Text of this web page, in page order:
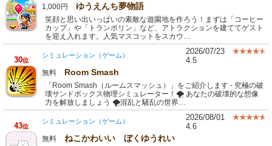
1,000円 ゆうえんち夢物語
笑顔と思い出いっぱいの素敵な遊園地を作ろう！まずは「コーヒー
カップ」や「トランポリン」など、アトラクションを建ててゲスト
を迎え入れます。人気マスコットをスカウ…
30位
シミュレーション（ゲーム）
2026/07/23
4.5
無料 Room Smash
「Room Smash（ルームスマッシュ）」をご紹介します - 究極の破
壊サンドボックス物理シミュレーター！🌪️ あなたの破壊的な想像
力を解放しましょう 🌪️混乱と騒乱の世界…
43位
シミュレーション（ゲーム）
2026/08/01
4.6
無料 ねこかわいい ぼくゆうれい